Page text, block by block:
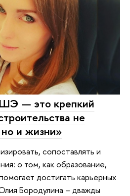
— это крепкий
не
и жизни»
сопоставлять и
о том, как образование,
достигать карьерных
Бородулина – дважды